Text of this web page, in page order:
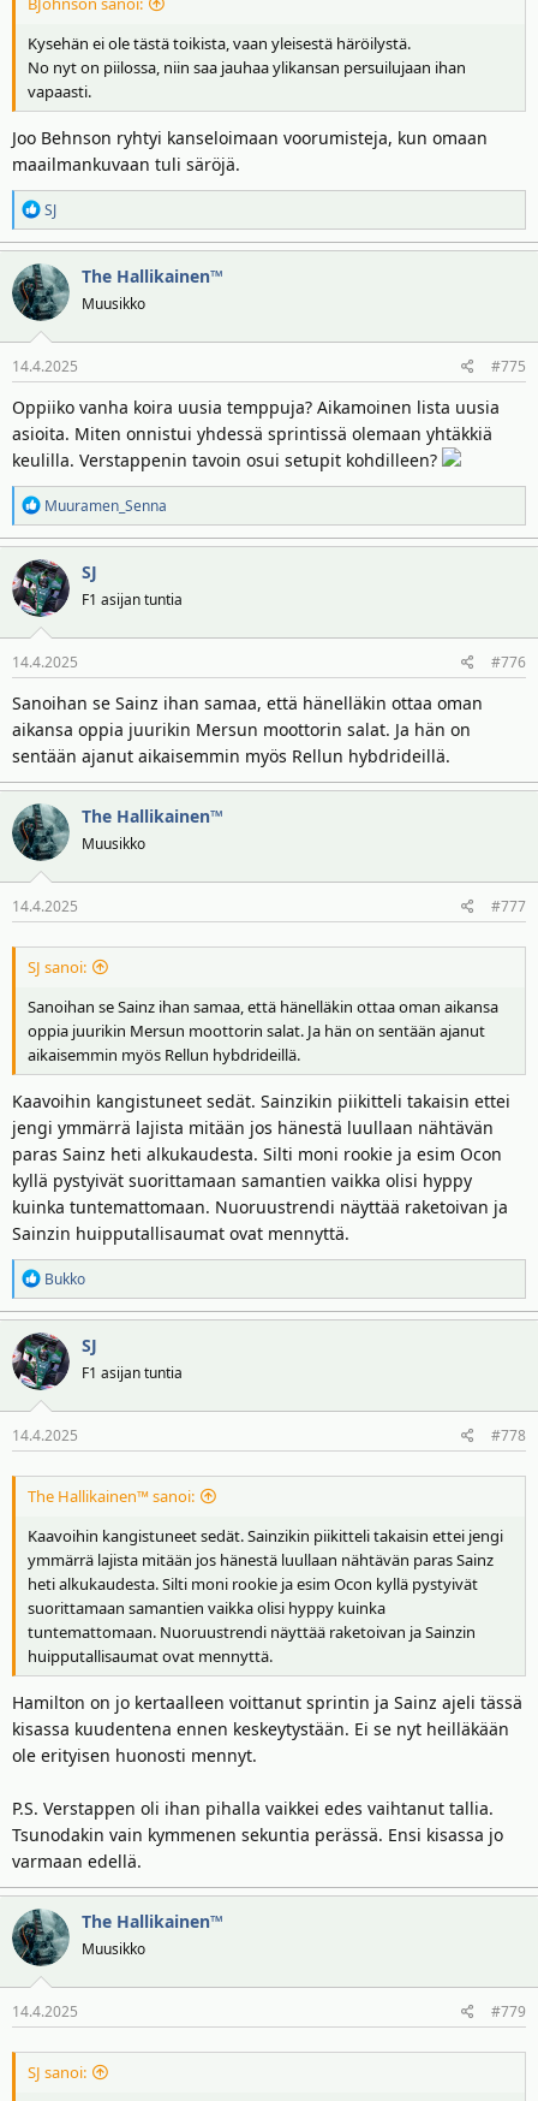
Kysehän ei ole tästä toikista, vaan yleisestä häröilystä.
No nyt on piilossa, niin saa jauhaa ylikansan persuilujaan ihan
vapaasti.
Joo Behnson ryhtyi kanseloimaan voorumisteja, kun omaan
maailmankuvaan tuli säröjä.
R
e
a
k
t
i
o
t
SJ
The Hallikainen™
Muusikko
14.4.2025 #775
Oppiiko vanha koira uusia temppuja? Aikamoinen lista uusia
asioita. Miten onnistui yhdessä sprintissä olemaan yhtäkkiä
keulilla. Verstappenin tavoin osui setupit kohdilleen?
R
e
a
k
t
i
o
t
Muuramen_Senna
SJ
F1 asijan tuntia
14.4.2025 #776
Sanoihan se Sainz ihan samaa, että hänelläkin ottaa oman
aikansa oppia juurikin Mersun moottorin salat. Ja hän on
sentään ajanut aikaisemmin myös Rellun hybdrideillä.
The Hallikainen™
Muusikko
14.4.2025 #777
SJ sanoi:
Sanoihan se Sainz ihan samaa, että hänelläkin ottaa oman aikansa
oppia juurikin Mersun moottorin salat. Ja hän on sentään ajanut
aikaisemmin myös Rellun hybdrideillä.
Kaavoihin kangistuneet sedät. Sainzikin piikitteli takaisin ettei
jengi ymmärrä lajista mitään jos hänestä luullaan nähtävän
paras Sainz heti alkukaudesta. Silti moni rookie ja esim Ocon
kyllä pystyivät suorittamaan samantien vaikka olisi hyppy
kuinka tuntemattomaan. Nuoruustrendi näyttää raketoivan ja
Sainzin huipputallisaumat ovat mennyttä.
R
e
a
k
t
i
o
t
Bukko
SJ
F1 asijan tuntia
14.4.2025 #778
The Hallikainen™ sanoi:
Kaavoihin kangistuneet sedät. Sainzikin piikitteli takaisin ettei jengi
ymmärrä lajista mitään jos hänestä luullaan nähtävän paras Sainz
heti alkukaudesta. Silti moni rookie ja esim Ocon kyllä pystyivät
suorittamaan samantien vaikka olisi hyppy kuinka
tuntemattomaan. Nuoruustrendi näyttää raketoivan ja Sainzin
huipputallisaumat ovat mennyttä.
Hamilton on jo kertaalleen voittanut sprintin ja Sainz ajeli tässä
kisassa kuudentena ennen keskeytystään. Ei se nyt heilläkään
ole erityisen huonosti mennyt.
P.S. Verstappen oli ihan pihalla vaikkei edes vaihtanut tallia.
Tsunodakin vain kymmenen sekuntia perässä. Ensi kisassa jo
varmaan edellä.
The Hallikainen™
Muusikko
14.4.2025 #779
SJ sanoi: